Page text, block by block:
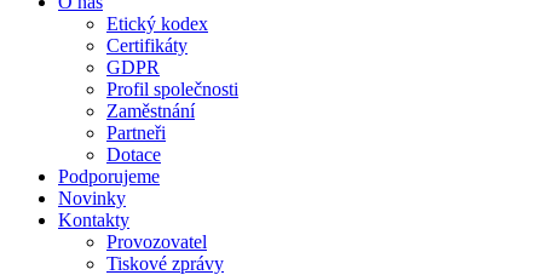
Etický kodex
Certifikáty
GDPR
Profil společnosti
Zaměstnání
Partneři
Dotace
Podporujeme
Novinky
Kontakty
Provozovatel
Tiskové zprávy